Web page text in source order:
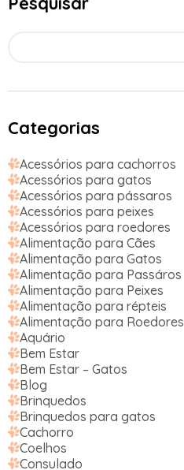
Categorias
Acessórios para cachorros
Acessórios para gatos
Acessórios para pássaros
Acessórios para peixes
Acessórios para roedores
Alimentação para Cães
Alimentação para Gatos
Alimentação para Passáros
Alimentação para Peixes
Alimentação para répteis
Alimentação para Roedores
Aquário
Bem Estar
Bem Estar – Gatos
Blog
Brinquedos
Brinquedos para gatos
Cachorro
Coelhos
Consulado